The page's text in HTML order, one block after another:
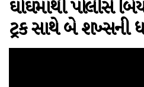
ઘોઘમાંથી પોલીસે
ટ્રક સાથે બે શખ્સની